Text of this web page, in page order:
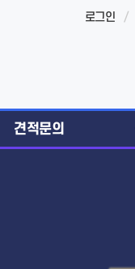
로그인
견적문의